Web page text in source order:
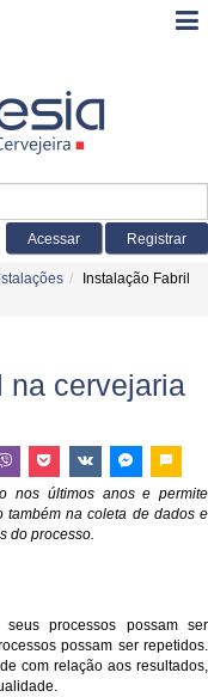
Acessar Registrar
Instalação Fabril
na cervejaria
nos últimos anos e permite
também na coleta de dados e
do processo.
processos possam ser
possam ser repetidos.
com relação aos resultados,